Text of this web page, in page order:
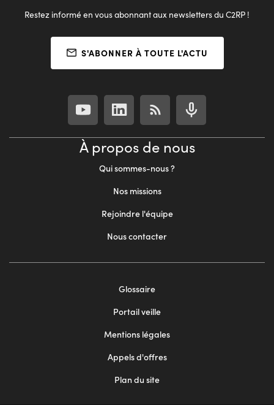
Restez informé en vous abonnant aux newsletters du C2RP !
S'ABONNER À TOUTE L'ACTU
À propos de nous
Qui sommes-nous ?
Nos missions
Rejoindre l'équipe
Nous contacter
Glossaire
Portail veille
Mentions légales
Appels d'offres
Plan du site